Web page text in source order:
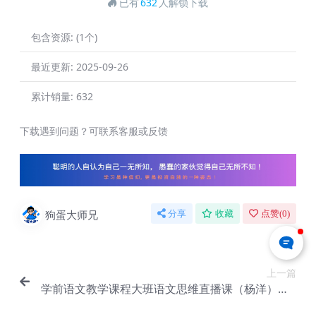
包含资源: (1个)
最近更新: 2025-09-26
累计销量: 632
下载遇到问题？可联系客服或反馈
狗蛋大师兄 分享 收藏 点赞(0)
上一篇
学前语文教学课程大班语文思维直播课（杨洋）【B